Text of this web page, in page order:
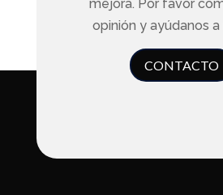
mejora. Por favor
opinión y ayúdanos a
CONTACTO